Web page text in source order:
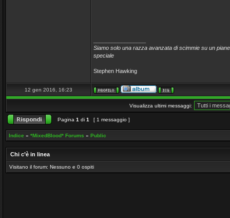
Siamo solo una razza avanzata di scimmie su un
speciale
Stephen Hawking
12 gen 2016, 16:23
Visualizza ultimi messaggi:
Pagina 1 di 1 [ 1 messaggio ]
Indice » *MixedBlood* Forums » Public
Chi c’è in linea
Visitano il forum: Nessuno e 0 ospiti